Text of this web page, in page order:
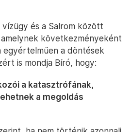
vízügy és a Salrom között
következményeként
egyértelműen a döntések
is mondja Bíró, hogy:
a katasztrófának,
a megoldás